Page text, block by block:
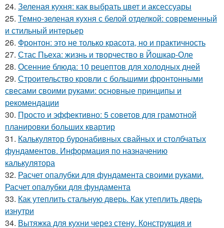
24. Зеленая кухня: как выбрать цвет и аксессуары
25. Темно-зеленая кухня с белой отделкой: современный
и стильный интерьер
26. Фронтон: это не только красота, но и практичность
27. Стас Пьеха: жизнь и творчество в Йошкар-Оле
28. Осенние блюда: 10 рецептов для холодных дней
29. Строительство кровли с большими фронтонными
свесами своими руками: основные принципы и
рекомендации
30. Просто и эффективно: 5 советов для грамотной
планировки больших квартир
31. Калькулятор буронабивных свайных и столбчатых
фундаментов. Информация по назначению
калькулятора
32. Расчет опалубки для фундамента своими руками.
Расчет опалубки для фундамента
33. Как утеплить стальную дверь. Как утеплить дверь
изнутри
34. Вытяжка для кухни через стену. Конструкция и